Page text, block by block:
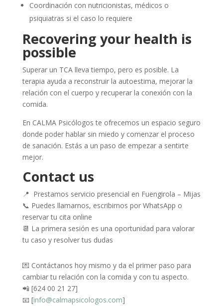
Coordinación con nutricionistas, médicos o
psiquiatras si el caso lo requiere
Recovering your health is
possible
Superar un TCA lleva tiempo, pero es posible. La
terapia ayuda a reconstruir la autoestima, mejorar la
relación con el cuerpo y recuperar la conexión con la
comida.
En CALMA Psicólogos te ofrecemos un espacio seguro
donde poder hablar sin miedo y comenzar el proceso
de sanación. Estás a un paso de empezar a sentirte
mejor.
Contact us
📍 Prestamos servicio presencial en Fuengirola – Mijas
📞 Puedes llamarnos, escribirnos por WhatsApp o
reservar tu cita online
📆 La primera sesión es una oportunidad para valorar
tu caso y resolver tus dudas
💌 Contáctanos hoy mismo y da el primer paso para
cambiar tu relación con la comida y con tu aspecto.
📲 [624 00 21 27]
📧 [info@calmapsicologos.com]